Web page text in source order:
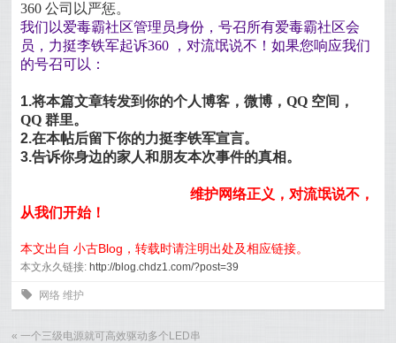
360 公司以严惩。
我们以爱毒霸社区管理员身份，号召所有爱毒霸社区会
员，力挺李铁军起诉360
，对流氓说不！如果您响应我们
的号召可以：
1.将本篇文章转发到你的个人博客，微博，QQ 空间，
QQ 群里。
2.在本帖后留下你的力挺李铁军宣言。
3.告诉你身边的家人和朋友本次事件的真相。
维护网络正义，对流氓说不，
从我们开始！
本文出自 小古Blog，转载时请注明出处及相应链接。
本文永久链接: http://blog.chdz1.com/?post=39
0 网络维护
«一个三级电源就可高效驱动多个LED串